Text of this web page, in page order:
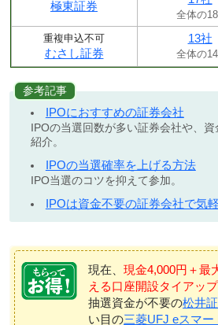
極東証券
全体の
重複申込不可
むさし証券
13社
全体の
参考記事
IPOにおすすめの証券会社
IPOの当選回数が多い証券会社や、
紹介。
IPOの当選確率を上げる方法
IPO当選のコツを抑えて参加。
IPOは資金不要の証券会社で気
現在、 現金4,000円＋最
える口座開設タイアッ
抽選資金が不要の松井
い目の三菱UFJ eスマー